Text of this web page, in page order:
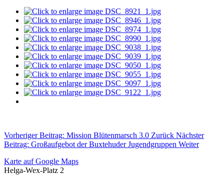
Vorheriger Beitrag: Mission Blütenmarsch 3.0 Zurück Nächster
Beitrag: Großaufgebot der Buxtehuder Jugendgruppen Weiter
Karte auf Google Maps
Helga-Wex-Platz 2